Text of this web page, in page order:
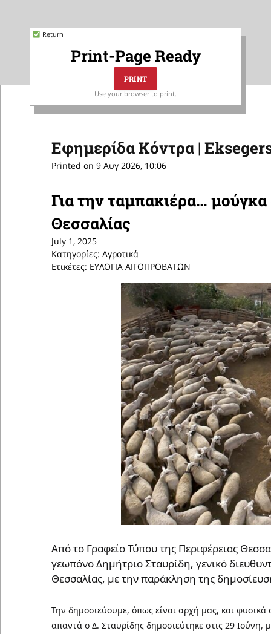
Return
Print-Page Ready
Use your browser to print.
Εφημερίδα Κόντρα |
Printed on 9 Αυγ 2026, 10:06
Για την ταμπακιέρα…
Θεσσαλίας
July 1, 2025
Κατηγορίες: Αγροτικά
Ετικέτες: ΕΥΛΟΓΙΑ ΑΙΓΟΠΡΟΒΑΤΩΝ
Από το Γραφείο Τύπου της Περιφέρειας
γεωπόνο Δημήτριο Σταυρίδη, γενικό
Θεσσαλίας, με την παράκληση της
Την δημοσιεύουμε, όπως είναι αρχή μας, και φυσικά
απαντά ο Δ. Σταυρίδης δημοσιεύτηκε στις 29 Ιούνη,